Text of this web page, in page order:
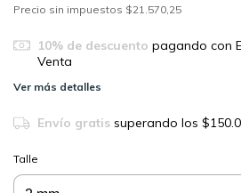
Precio sin impuestos $21.570,25
10% de descuento pagando con
Venta
Ver más detalles
Envío gratis superando los
Talle